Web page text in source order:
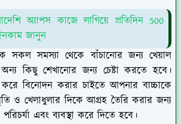
অ্যাপস কাজে লাগিয়ে প্রতিদিন 500
জানুন
সকল সমস্যা থেকে বাঁচানোর জন্য খেয়াল
কিছু শেখানোর জন্য চেষ্টা করতে হবে।
বিনোদন করার চাইতে আপনার বাচ্চাকে
ও খেলাধুলার দিকে আগ্রহ তৈরি করার জন্য
এবং ব্যবস্থা করে দিতে হবে।